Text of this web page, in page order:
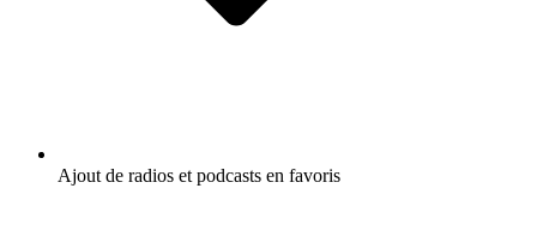
Ajout de radios et podcasts en favoris